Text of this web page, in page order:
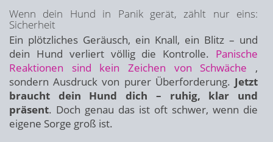
Wenn dein Hund in Panik gerät, zählt nur eins:
Sicherheit
Ein plötzliches Geräusch, ein Knall, ein Blitz – und
dein Hund verliert völlig die Kontrolle. Panische
Reaktionen sind kein Zeichen von Schwäche ,
sondern Ausdruck von purer Überforderung. Jetzt
braucht dein Hund dich – ruhig, klar und
präsent. Doch genau das ist oft schwer, wenn die
eigene Sorge groß ist.